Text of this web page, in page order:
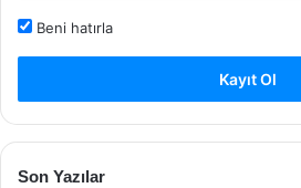
Beni hatırla
Kayıt Ol
Son Yazılar